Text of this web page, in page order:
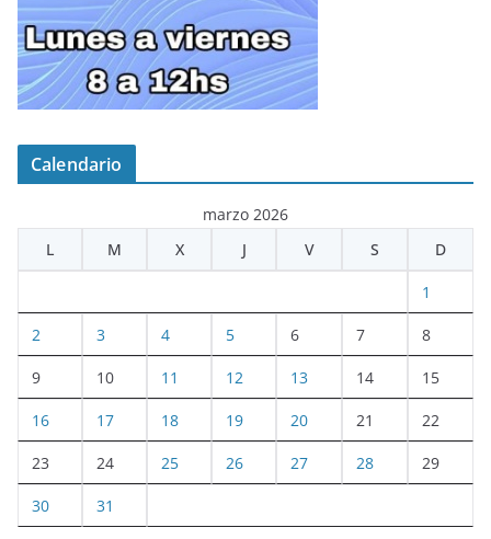
Calendario
marzo 2026
L
M X J V S D
1
2 3 4 5 6 7 8
9 10 11 12 13 14 15
16 17 18 19 20 21 22
23 24 25 26 27 28 29
30 31